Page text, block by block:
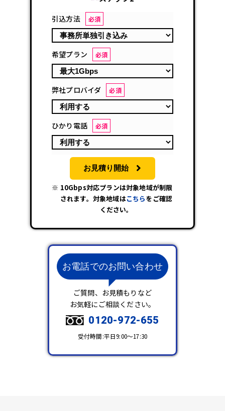
引込方法 必須
希望プラン 必須
弊社プロバイダ 必須
ひかり電話 必須
お見積り開始
10Gbps対応プランは対象地域が制限
されます。対象地域はこちらをご確認
ください。
お電話でのお問い合わせ
ご質問、お見積もりなど
お気軽にご相談ください。
0120-972-655
受付時間:平日9:00～17:30